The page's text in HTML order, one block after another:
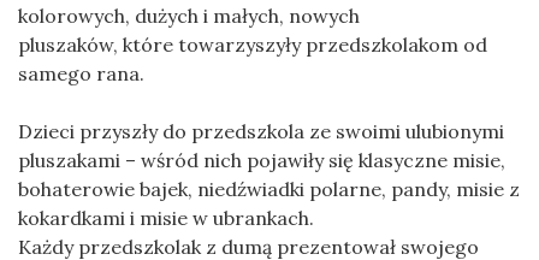
kolorowych, dużych i małych, nowych
pluszaków, które towarzyszyły przedszkolakom od
samego rana.
Dzieci przyszły do przedszkola ze swoimi ulubionymi
pluszakami – wśród nich pojawiły się klasyczne misie,
bohaterowie bajek, niedźwiadki polarne, pandy, misie z
kokardkami i misie w ubrankach.
Każdy przedszkolak z dumą prezentował swojego